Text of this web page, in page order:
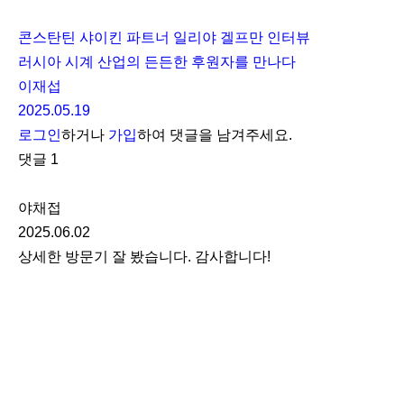
콘스탄틴 샤이킨 파트너 일리야 겔프만 인터뷰
러시아 시계 산업의 든든한 후원자를 만나다
이재섭
2025.05.19
로그인하거나 가입하여 댓글을 남겨주세요.
댓글 1
야채접
2025.06.02
상세한 방문기 잘 봤습니다. 감사합니다!